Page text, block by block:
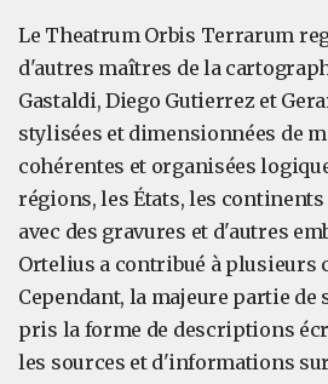
Le Theatrum Orbis Terrarum
d'autres maîtres de la
Gastaldi, Diego Gutierrez et
stylisées et dimensionnées de
cohérentes et organisées
régions, les États, les
avec des gravures et d'autres
Ortelius a contribué à plusieurs
Cependant, la majeure partie
pris la forme de descriptions
les sources et d'informations